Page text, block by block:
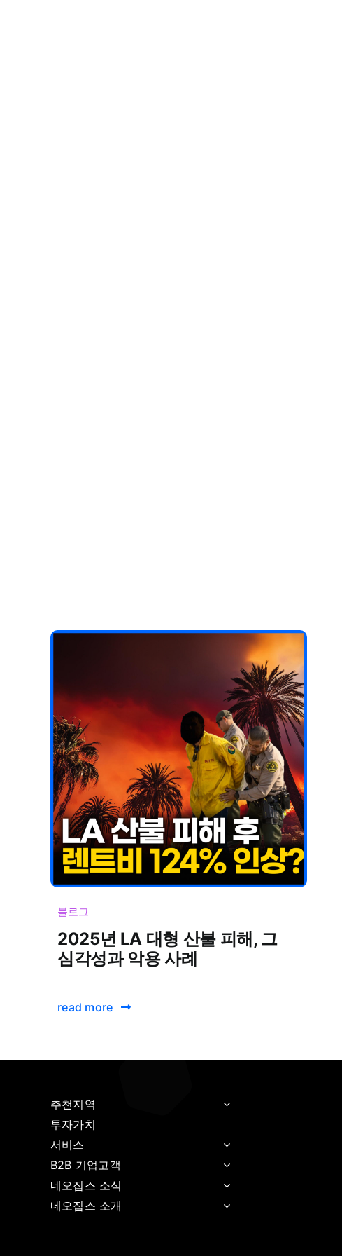
블로그
2025년 LA 대형 산불 피해, 그
심각성과 악용 사례
read more
추천지역
투자가치
서비스
B2B 기업고객
네오집스 소식
네오집스 소개